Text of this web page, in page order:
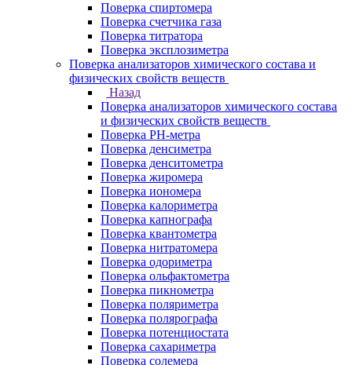
Поверка спиртомера
Поверка счетчика газа
Поверка титратора
Поверка эксплозиметра
Поверка анализаторов химического состава и
физических свойств веществ
Назад
Поверка анализаторов химического состава
и физических свойств веществ
Поверка PH-метра
Поверка денсиметра
Поверка денситометра
Поверка жиромера
Поверка иономера
Поверка калориметра
Поверка капнографа
Поверка квантометра
Поверка нитратомера
Поверка одориметра
Поверка ольфактометра
Поверка пикнометра
Поверка поляриметра
Поверка полярографа
Поверка потенциостата
Поверка сахариметра
Поверка солемера